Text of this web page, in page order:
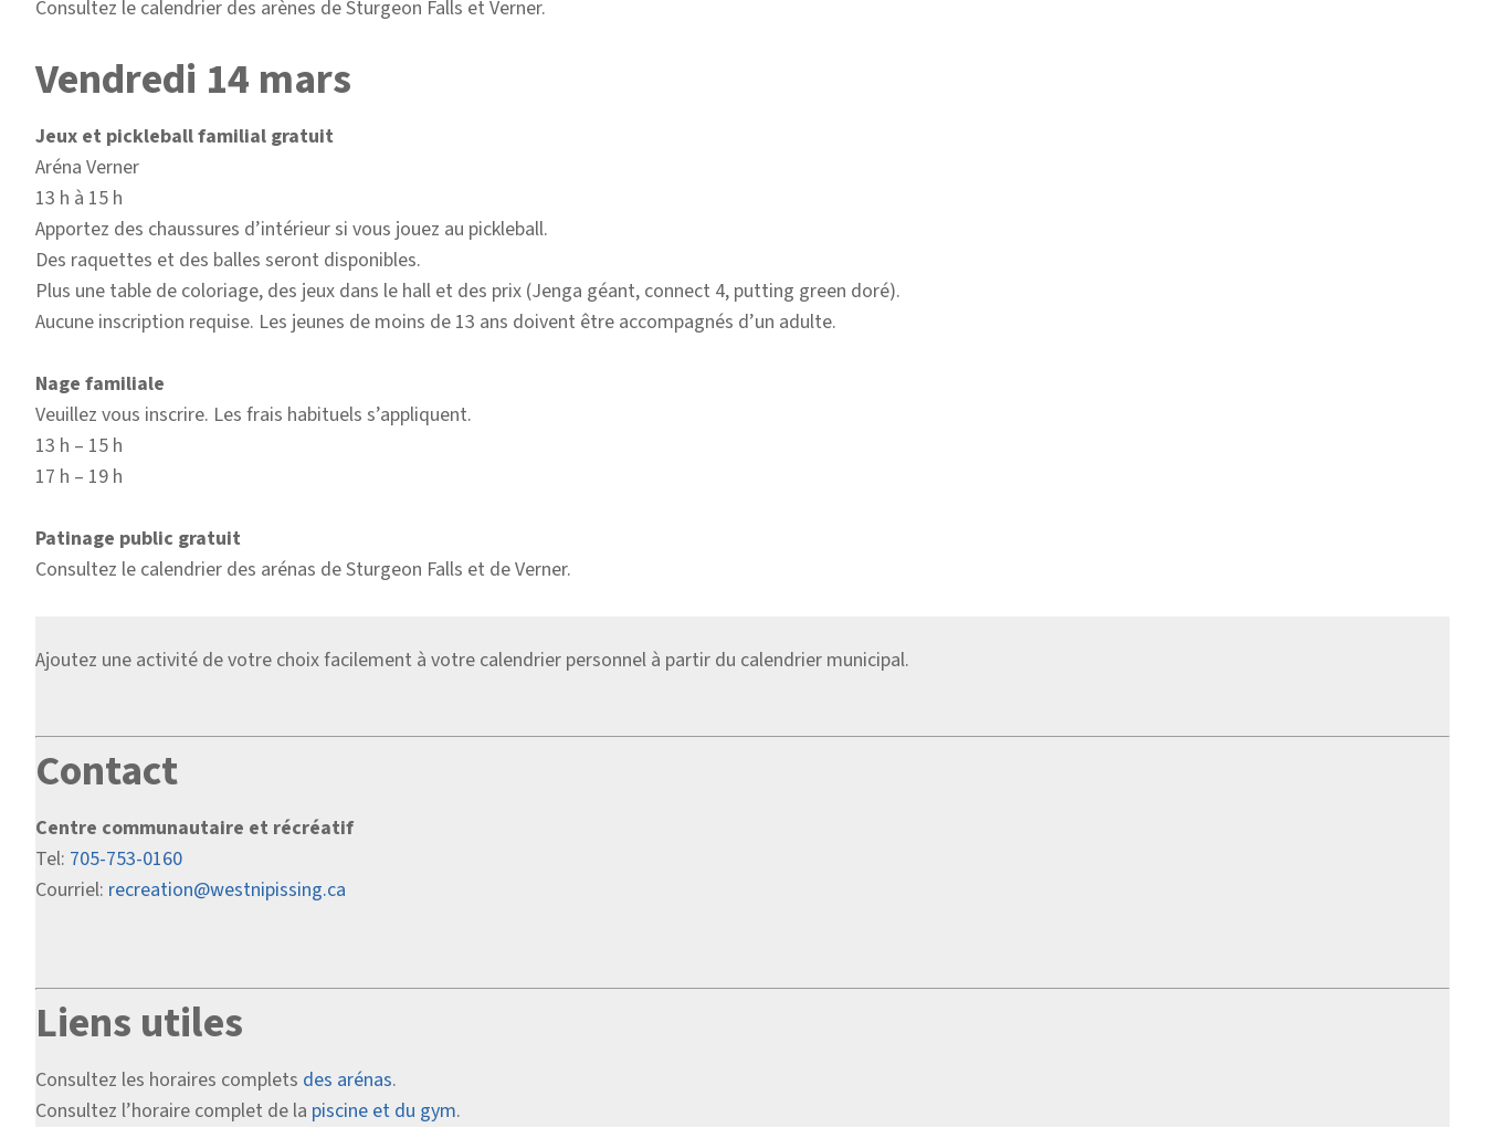
Consultez le calendrier des arènes de Sturgeon Falls et Verner.
Vendredi 14 mars
Jeux et pickleball familial gratuit
Aréna Verner
13 h à 15 h
Apportez des chaussures d’intérieur si vous jouez au pickleball.
Des raquettes et des balles seront disponibles.
Plus une table de coloriage, des jeux dans le hall et des prix (Jenga géant, connect 4, putting green doré).
Aucune inscription requise. Les jeunes de moins de 13 ans doivent être accompagnés d’un adulte.
Nage familiale
Veuillez vous inscrire. Les frais habituels s’appliquent.
13 h – 15 h
17 h – 19 h
Patinage public gratuit
Consultez le calendrier des arénas de Sturgeon Falls et de Verner.
Ajoutez une activité de votre choix facilement à votre calendrier personnel à partir du calendrier municipal.
Contact
Centre communautaire et récréatif
Tel: 705-753-0160
Courriel: recreation@westnipissing.ca
Liens utiles
Consultez les horaires complets des arénas.
Consultez l’horaire complet de la piscine et du gym.